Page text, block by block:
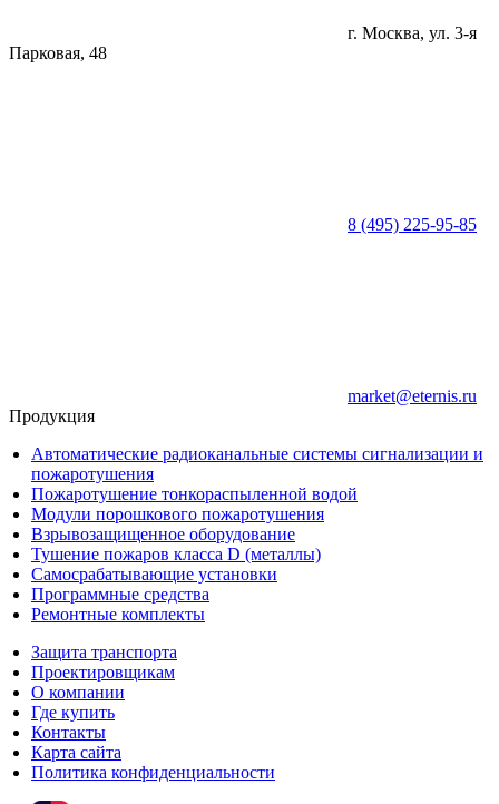
г. Москва, ул. 3-я
Парковая, 48
8 (495) 225-95-85
market@eternis.ru
Продукция
Автоматические радиоканальные системы сигнализации и
пожаротушения
Пожаротушение тонкораспыленной водой
Модули порошкового пожаротушения
Взрывозащищенное оборудование
Тушение пожаров класса D (металлы)
Самосрабатывающие установки
Программные средства
Ремонтные комплекты
Защита транспорта
Проектировщикам
О компании
Где купить
Контакты
Карта сайта
Политика конфиденциальности